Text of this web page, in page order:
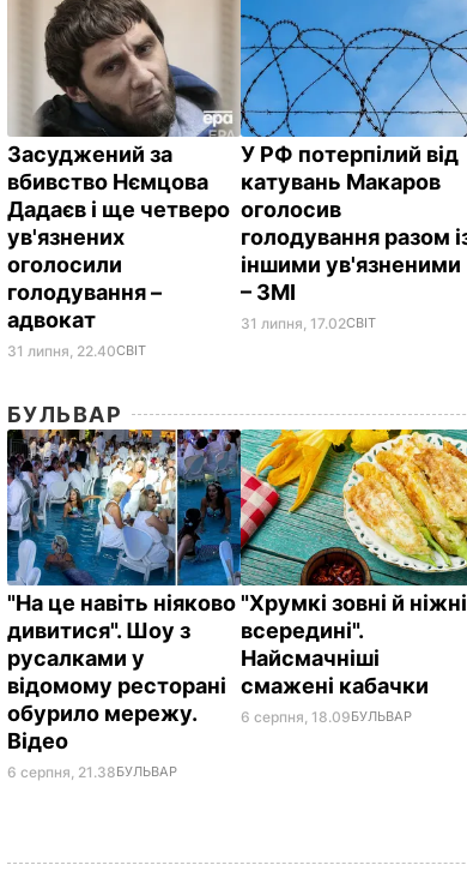
Засуджений за
вбивство Нємцова
Дадаєв і ще четверо
ув'язнених
оголосили
голодування –
адвокат
31 липня, 22.40СВІТ
У РФ потерпілий від
катувань Макаров
оголосив
голодування разом
іншими ув'язненими
– ЗМІ
31 липня, 17.02СВІТ
БУЛЬВАР
"На це навіть ніяково
дивитися". Шоу з
русалками у
відомому ресторані
обурило мережу.
Відео
6 серпня, 21.38БУЛЬВАР
"Хрумкі зовні й ніжні
всередині".
Найсмачніші
смажені кабачки
6 серпня, 18.09БУЛЬВАР